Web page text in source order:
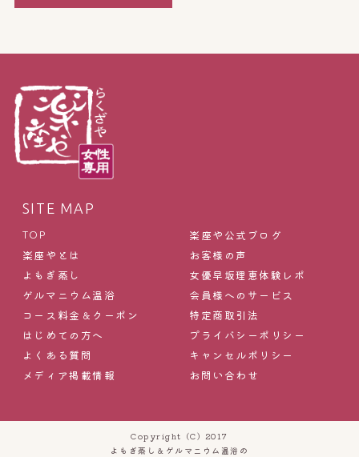
SITE MAP
TOP
楽座やとは
よもぎ蒸し
ゲルマニウム温浴
コース料金＆クーポン
はじめての方へ
よくある質問
メディア掲載情報
楽座や公式ブログ
お客様の声
女優早坂理恵体験レポ
会員様へのサービス
特定商取引法
プライバシーポリシー
キャンセルポリシー
お問い合わせ
Copyright (C) 2017
よもぎ蒸し＆ゲルマニウム温浴の